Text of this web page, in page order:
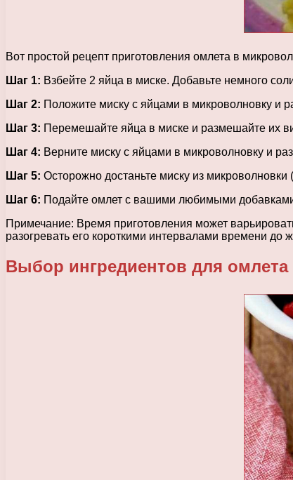
Вот простой рецепт приготовления омлета в
Шаг 1: Взбейте 2 яйца в миске. Добавьте немного
Шаг 2: Положите миску с яйцами в микроволновку и
Шаг 3: Перемешайте яйца в миске и размешайте их
Шаг 4: Верните миску с яйцами в микроволновку и
Шаг 5: Осторожно достаньте миску из
Шаг 6: Подайте омлет с вашими любимыми
Примечание: Время приготовления может
разогревать его короткими интервалами времени до
Выбор ингредиентов для омлета